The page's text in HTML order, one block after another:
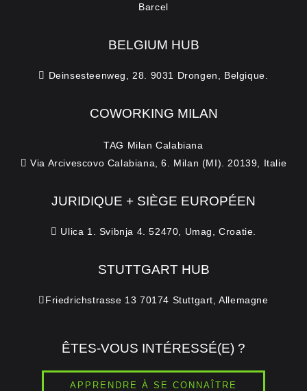
Barcel
BELGIUM HUB
Deinsesteenweg, 28. 9031 Drongen, Belgique.
COWORKING MILAN
TAG Milan Calabiana
Via Arcivescovo Calabiana, 6. Milan (MI). 20139, Italie
JURIDIQUE + SIÈGE EUROPÉEN
Ulica 1. Svibnja 4. 52470, Umag, Croatie.
STUTTGART HUB
Friedrichstrasse 13 70174 Stuttgart, Allemagne
ÊTES-VOUS INTÉRESSÉ(E) ?
APPRENDRE À SE CONNAÎTRE